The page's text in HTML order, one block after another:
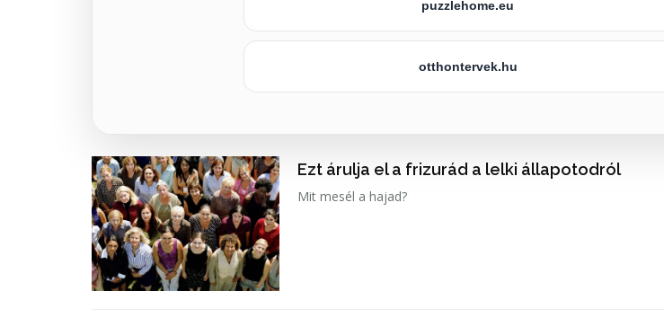
puzzlehome.eu
otthontervek.hu
Ezt árulja el a frizurád a lelki állapotodról
Mit mesél a hajad?